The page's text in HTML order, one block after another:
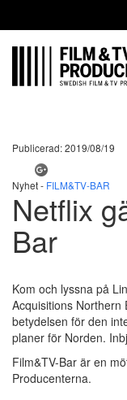
Publicerad: 2019/08/19
Nyhet - FILM&TV-BAR
Netflix
Bar
Kom och lyssna på
Acquisitions Northern
betydelsen för den
planer för Norden.
Film&TV-Bar är en
Producenterna.